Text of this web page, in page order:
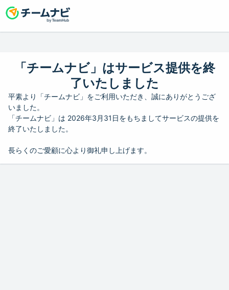
「チームナビ」はサービス提供を終
了いたしました
平素より「チームナビ」をご利用いただき、誠にありがとうござ
いました。
「チームナビ」は 2026年3月31日をもちましてサービスの提供を
終了いたしました。
長らくのご愛顧に心より御礼申し上げます。